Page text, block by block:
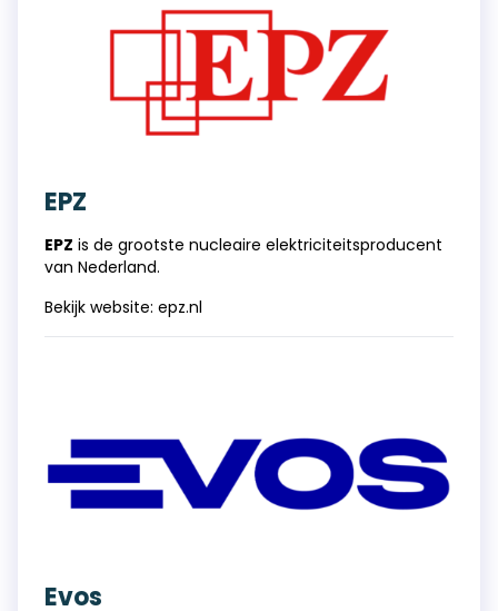
EPZ
EPZ is de grootste nucleaire elektriciteitsproducent
van Nederland.
Bekijk website: epz.nl
Evos